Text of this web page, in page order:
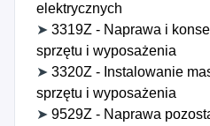
elektrycznych
➤ 3319Z - Naprawa i
sprzętu i wyposażenia
➤ 3320Z - Instalowanie
sprzętu i wyposażenia
➤ 9529Z - Naprawa